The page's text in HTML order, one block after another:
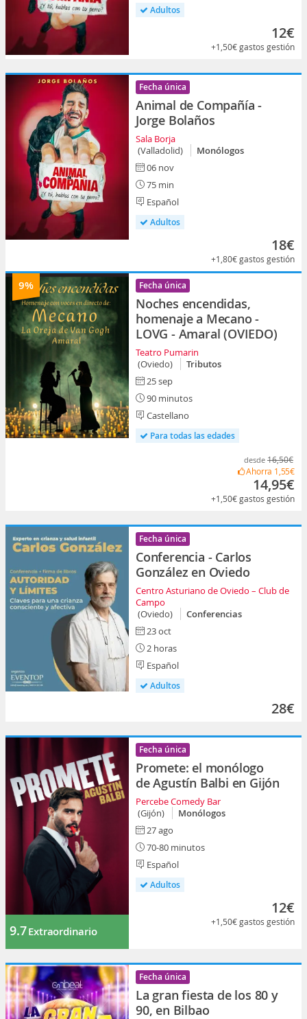
Adultos
12€
+1,50€gastos gestión
Fecha única
Animal de Compañía -
Jorge Bolaños
Sala Borja
(Valladolid)
Monólogos
06 nov
75 min
Español
Adultos
18€
+1,80€gastos gestión
9% Fecha única
Noches encendidas,
homenaje a Mecano -
LOVG - Amaral (OVIEDO)
Teatro Pumarin
(Oviedo)
Tributos
25 sep
90 minutos
Castellano
Para todas las edades
desde 16,50€
Ahorra 1,55€
14,95€
+1,50€gastos gestión
Fecha única
Conferencia - Carlos
González en Oviedo
Centro Asturiano de Oviedo – Club de
Campo
(Oviedo)
Conferencias
23 oct
2 horas
Español
Adultos
28€
9.7Extraordinario
Fecha única
Promete: el monólogo
de Agustín Balbi en Gijón
Percebe Comedy Bar
(Gijón)
Monólogos
27 ago
70-80 minutos
Español
Adultos
12€
+1,50€gastos gestión
Fecha única
La gran fiesta de los 80 y
90, en Bilbao